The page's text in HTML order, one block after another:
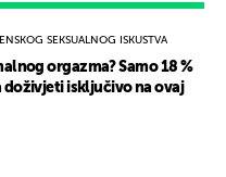
SEKSUALNOG ISKUSTVA
orgazma? Samo 18 %
doživjeti isključivo na ovaj